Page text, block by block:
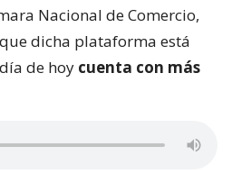
Nacional de Comercio,
dicha plataforma está
de hoy cuenta con más